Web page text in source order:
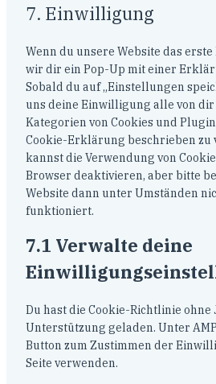
7. Einwilligung
Wenn du unsere Website das
wir dir ein Pop-Up mit einer
Sobald du auf „Einstellungen
uns deine Einwilligung alle von
Kategorien von Cookies und
Cookie-Erklärung beschrieben zu
kannst die Verwendung von
Browser deaktivieren, aber bitte
Website dann unter Umständen
funktioniert.
7.1 Verwalte deine
Du hast die Cookie-Richtlinie ohne
Unterstützung geladen. Unter
Button zum Zustimmen der
Seite verwenden.